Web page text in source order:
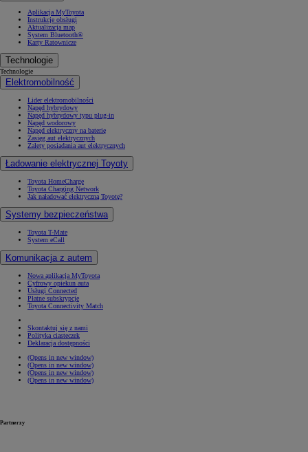
Aplikacja MyToyota
Instrukcje obsługi
Aktualizacja map
System Bluetooth®
Karty Ratownicze
Technologie
Technologie
Elektromobilność
Lider elektromobilności
Napęd hybrydowy
Napęd hybrydowy typu plug-in
Napęd wodorowy
Napęd elektryczny na baterię
Zasięg aut elektrycznych
Zalety posiadania aut elektrycznych
Ładowanie elektrycznej Toyoty
Toyota HomeCharge
Toyota Charging Network
Jak naładować elektryczną Toyotę?
Systemy bezpieczeństwa
Toyota T-Mate
System eCall
Komunikacja z autem
Nowa aplikacja MyToyota
Cyfrowy opiekun auta
Usługi Connected
Płatne subskrypcje
Toyota Connectivity Match
Skontaktuj się z nami
Polityka ciasteczek
Deklaracja dostępności
(Opens in new window)
(Opens in new window)
(Opens in new window)
(Opens in new window)
Partnerzy